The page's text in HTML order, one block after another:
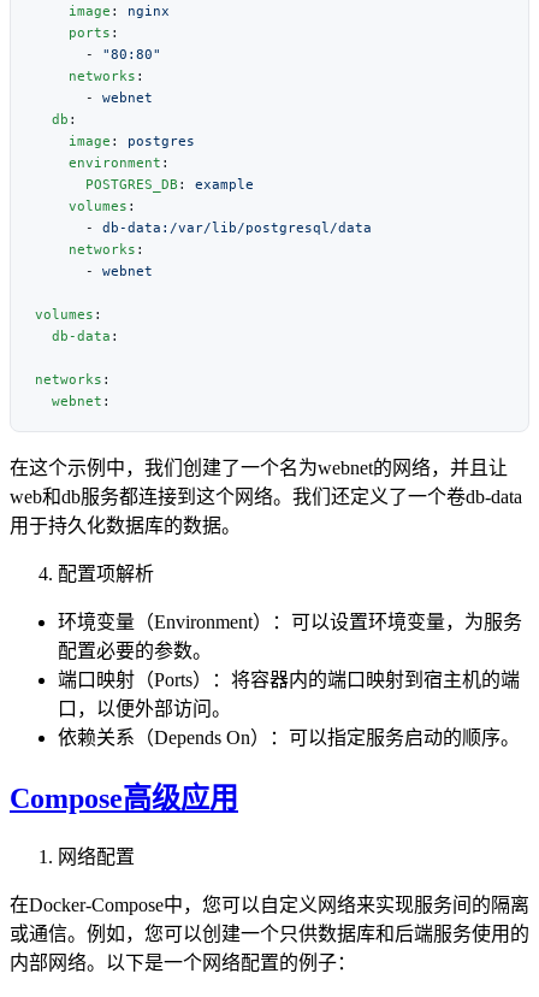
    image
:
    ports
      -
    networks
      -
  db
    image
:
    environment
      POSTGRES_DB
:
    volumes
      -
    networks
      -
volumes
  db-data
networks
  webnet
在这个示例中，我们创建了一个名为webnet的网络，并且让
web和db服务都连接到这个网络。我们还定义了一个卷db-data
用于持久化数据库的数据。
配置项解析
环境变量（Environment）：可以设置环境变量，为服务
配置必要的参数。
端口映射（Ports）：将容器内的端口映射到宿主机的端
口，以便外部访问。
依赖关系（Depends On）：可以指定服务启动的顺序。
Compose高级应用
网络配置
在Docker-Compose中，您可以自定义网络来实现服务间的隔离
或通信。例如，您可以创建一个只供数据库和后端服务使用的
内部网络。以下是一个网络配置的例子：